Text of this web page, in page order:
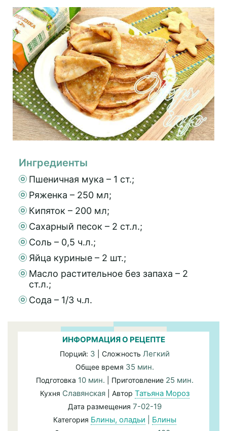
Ингредиенты
Пшеничная мука – 1 ст.;
Ряженка – 250 мл;
Кипяток – 200 мл;
Сахарный песок – 2 ст.л.;
Соль – 0,5 ч.л.;
Яйца куриные – 2 шт.;
Масло растительное без запаха – 2
ст.л.;
Сода – 1/3 ч.л.
ИНФОРМАЦИЯ О РЕЦЕПТЕ
Порций: 3 | Сложность Легкий
Общее время 35 мин.
Подготовка 10 мин. | Приготовление 25 мин.
Кухня Славянская | Автор Татьяна Мороз
Дата размещения 7-02-19
Категория Блины, оладьи Блины